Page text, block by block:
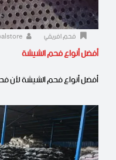
فحم افريقي
أفضل أنواع فحم الشيشة
أفضل أنواع فحم الشيشة لأن